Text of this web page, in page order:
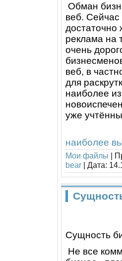
Обман
веб. Сейчас
достаточно
реклама на
очень
веб, в
для
наиболее
уже
наиболее
Мои файлы |
bear | Дата:
Cущность
Не все